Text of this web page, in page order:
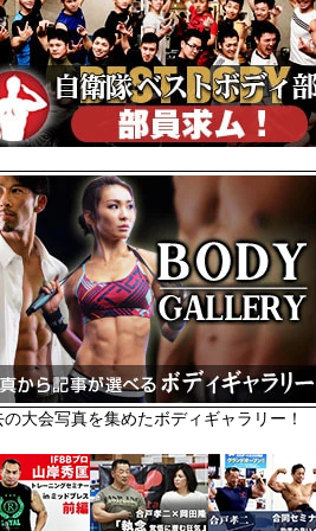
の大会写真を集めたボディギャラリー！